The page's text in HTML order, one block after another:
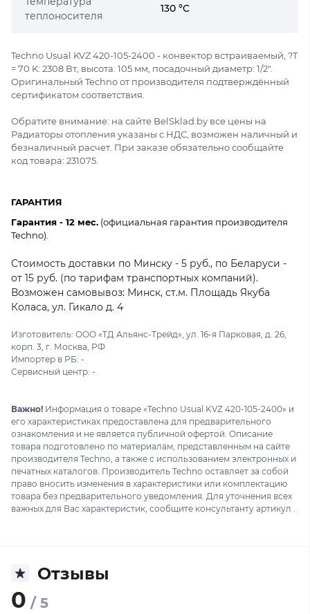
теплоносителя
130 °C
Techno Usual KVZ 420-105-2400 - конвектор встраиваемый, ?Т
= 70 K: 2308 Вт, высота: 105 мм, посадочный диаметр: 1/2".
Оригинальный Techno от производителя подтверждённый
сертификатом соответствия.
Обратите внимание: на сайте BelSklad.by все цены на
Радиаторы отопления указаны с НДС, возможен наличный и
безналичный расчет. При заказе обязательно сообщайте
код товара: 231075.
ГАРАНТИЯ
Гарантия - 12 мес. (официальная гарантия производителя
Techno).
Стоимость доставки по Минску - 5 руб., по Беларуси -
от 15 руб. (по тарифам транспортных компаний).
Возможен самовывоз: Минск, ст.м. Площадь Якуба
Коласа, ул. Гикало д. 4
Изготовитель: ООО «ТД Альянс-Трейд», ул. 16-я Парковая, д. 26,
корп. 3, г. Москва, РФ
Импортер в РБ: -
Сервисный центр: -
Важно! Информация о товаре «Techno Usual KVZ 420-105-2400» и
его характеристиках предоставлена для предварительного
ознакомления и не является публичной офертой. Описание
товара подготовлено по материалам, представленным на сайте
производителя Techno, а также с использованием электронных и
печатных каталогов. Производитель Techno оставляет за собой
право вносить изменения в характеристики или комплектацию
товара без предварительного уведомления. Для уточнения всех
важных для Вас характеристик, сообщите консультанту артикул .
Отзывы
0 / 5